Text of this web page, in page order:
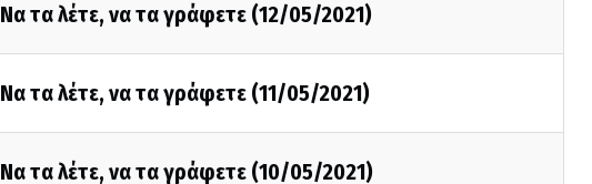
Να τα λέτε, να τα γράφετε (12/05/2021)
Να τα λέτε, να τα γράφετε (11/05/2021)
Να τα λέτε, να τα γράφετε (10/05/2021)